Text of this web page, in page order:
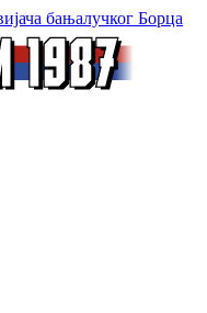
бањалучког Борца